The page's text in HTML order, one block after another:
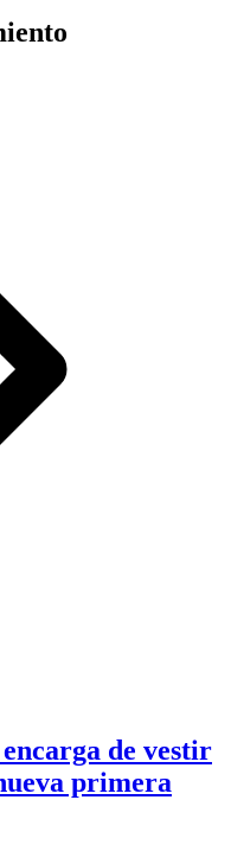
de vestir
primera